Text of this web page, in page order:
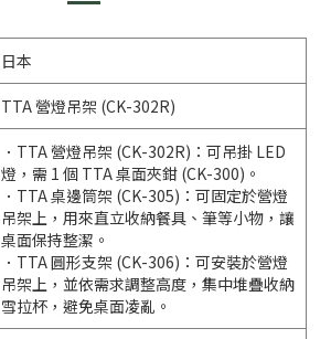
日本
TTA 營燈吊架 (CK-302R)
．TTA 營燈吊架 (CK-302R)：可吊掛 LED
燈，需 1 個 TTA 桌面夾鉗 (CK-300)。
．TTA 桌邊筒架 (CK-305)：可固定於營燈
吊架上，用來直立收納餐具、筆等小物，讓
桌面保持整潔。
．TTA 圓形支架 (CK-306)：可安裝於營燈
吊架上，並依需求調整高度，集中堆疊收納
雪拉杯，避免桌面凌亂。